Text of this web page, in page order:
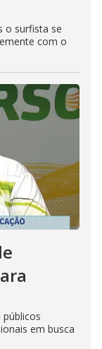
o surfista se
com o
em busca